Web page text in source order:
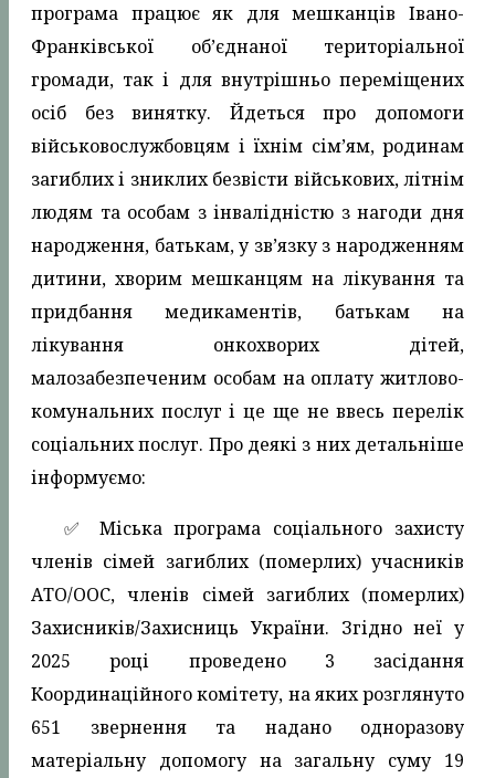
програма працює як для мешканців Івано-
Франківської об’єднаної територіальної
громади, так і для внутрішньо переміщених
осіб без винятку. Йдеться про допомоги
військовослужбовцям і їхнім сім’ям, родинам
загиблих і зниклих безвісти військових, літнім
людям та особам з інвалідністю з нагоди дня
народження, батькам, у зв’язку з народженням
дитини, хворим мешканцям на лікування та
придбання медикаментів, батькам на
лікування онкохворих дітей,
малозабезпеченим особам на оплату житлово-
комунальних послуг і це ще не ввесь перелік
соціальних послуг. Про деякі з них детальніше
інформуємо:
✅️ Міська програма соціального захисту
членів сімей загиблих (померлих) учасників
АТО/ООС, членів сімей загиблих (померлих)
Захисників/Захисниць України. Згідно неї у
2025 році проведено 3 засідання
Координаційного комітету, на яких розглянуто
651 звернення та надано одноразову
матеріальну допомогу на загальну суму 19